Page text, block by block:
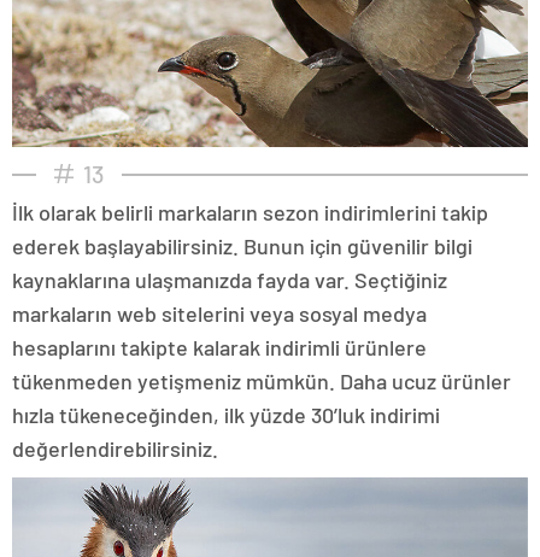
13
İlk olarak belirli markaların sezon indirimlerini takip
ederek başlayabilirsiniz. Bunun için güvenilir bilgi
kaynaklarına ulaşmanızda fayda var. Seçtiğiniz
markaların web sitelerini veya sosyal medya
hesaplarını takipte kalarak indirimli ürünlere
tükenmeden yetişmeniz mümkün. Daha ucuz ürünler
hızla tükeneceğinden, ilk yüzde 30’luk indirimi
değerlendirebilirsiniz.